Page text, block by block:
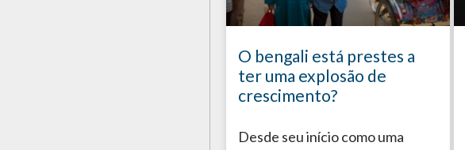
O bengali está prestes a
ter uma explosão de
crescimento?
Desde seu início como uma